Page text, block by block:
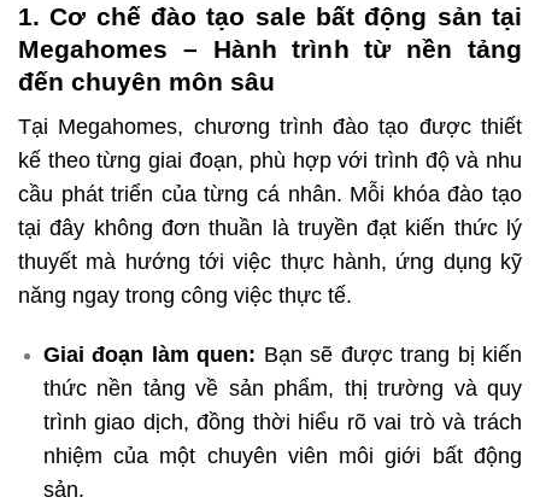
1. Cơ chế đào tạo sale bất động sản tại
Megahomes – Hành trình từ nền tảng
đến chuyên môn sâu
Tại Megahomes, chương trình đào tạo được thiết
kế theo từng giai đoạn, phù hợp với trình độ và nhu
cầu phát triển của từng cá nhân. Mỗi khóa đào tạo
tại đây không đơn thuần là truyền đạt kiến thức lý
thuyết mà hướng tới việc thực hành, ứng dụng kỹ
năng ngay trong công việc thực tế.
Giai đoạn làm quen: Bạn sẽ được trang bị kiến
thức nền tảng về sản phẩm, thị trường và quy
trình giao dịch, đồng thời hiểu rõ vai trò và trách
nhiệm của một chuyên viên môi giới bất động
sản.